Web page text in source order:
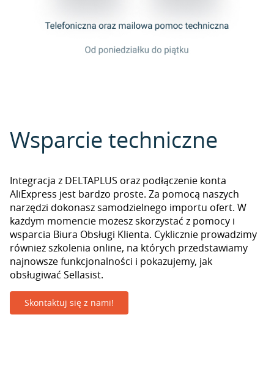
Wsparcie techniczne
Integracja z DELTAPLUS oraz podłączenie konta
AliExpress jest bardzo proste. Za pomocą naszych
narzędzi dokonasz samodzielnego importu ofert. W
każdym momencie możesz skorzystać z pomocy i
wsparcia Biura Obsługi Klienta. Cyklicznie prowadzimy
również szkolenia online, na których przedstawiamy
najnowsze funkcjonalności i pokazujemy, jak
obsługiwać Sellasist.
Skontaktuj się z nami!